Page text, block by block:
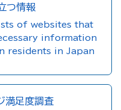
つ情報
of websites that
information
residents in Japan
満足度調査